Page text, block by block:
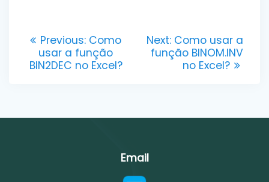
Post
navigation
Previous: Previous
post:
Como
usar a função
BIN2DEC no Excel?
Next: Next
post:
Como usar a
função BINOM.INV
no Excel?
Email